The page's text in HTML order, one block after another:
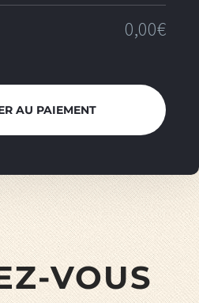
0,00€
AU PAIEMENT
VOUS